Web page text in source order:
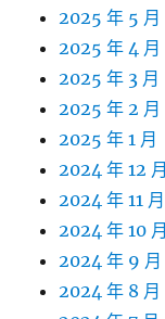
2025 年 5 月
2025 年 4 月
2025 年 3 月
2025 年 2 月
2025 年 1 月
2024 年 12 月
2024 年 11 月
2024 年 10 月
2024 年 9 月
2024 年 8 月